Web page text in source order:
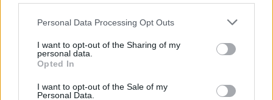
Please note that this website/app uses one or more Google
not limited to your visit or usage behaviour. You may click to
grant or deny consent to Google and its third-party tags to
use your data for below specified purposes in below Google
consent section.
Personal Data Processing Opt Outs
I want to opt-out of the Sharing of my
personal data.
Opted In
I want to opt-out of the Sale of my
Personal Data.
Ανδρουλάκης τότε θα πρέπει να εξηγήσει στον
ελληνικό λαό τι έχει κάνει για να μην τον ψηφίσει.
Αν όμως ο Κ. Μητσοτάκης λέει ψέματα, τότε πρέπει
να αποκαλυφθεί, για να ξέρει ο ελληνικός λαός τι
κυβέρνηση έχει».